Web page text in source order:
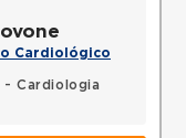
Cardiológico
- Cardiologia